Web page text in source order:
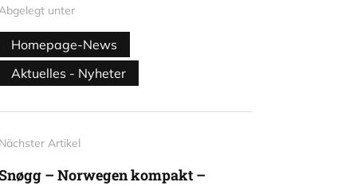
unter
Homepage-News
Aktuelles - Nyheter
Artikel
– Norwegen kompakt –